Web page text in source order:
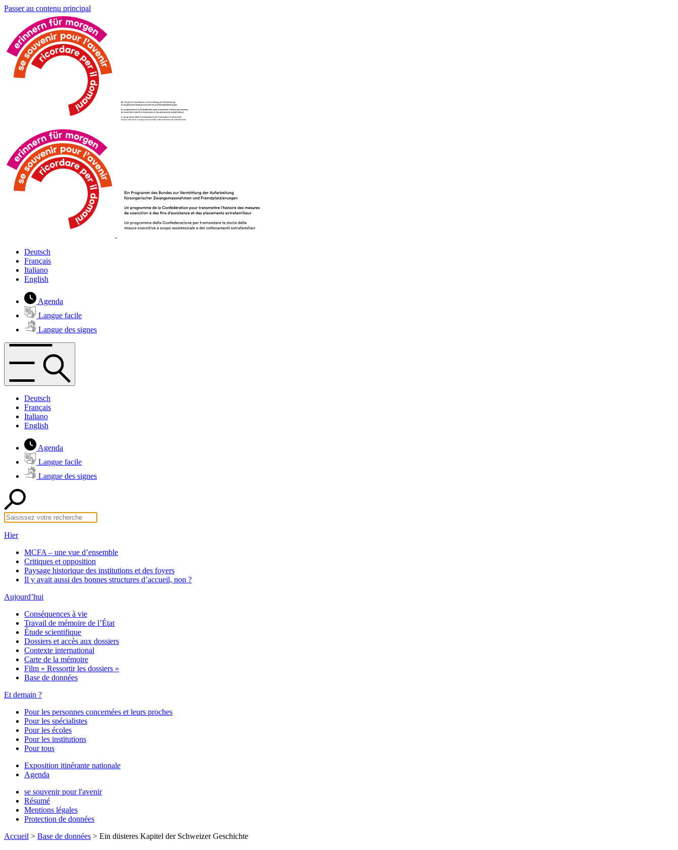
Passer au contenu principal
Deutsch
Français
Italiano
English
Agenda
Langue facile
Langue des signes
Deutsch
Français
Italiano
English
Agenda
Langue facile
Langue des signes
Hier
MCFA – une vue d’ensemble
Critiques et opposition
Paysage historique des institutions et des foyers
Il y avait aussi des bonnes structures d’accueil, non ?
Aujourd’hui
Conséquences à vie
Travail de mémoire de l’État
Étude scientifique
Dossiers et accès aux dossiers
Contexte international
Carte de la mémoire
Film « Ressortir les dossiers »
Base de données
Et demain ?
Pour les personnes concernées et leurs proches
Pour les spécialistes
Pour les écoles
Pour les institutions
Pour tous
Exposition itinérante nationale
Agenda
se souvenir pour l'avenir
Résumé
Mentions légales
Protection de données
Accueil > Base de données > Ein düsteres Kapitel der Schweizer Geschichte